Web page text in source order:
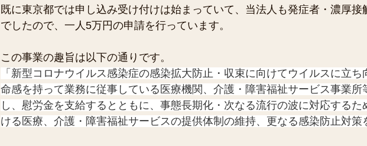
既に東京都では申し込み受け付けは始まっていて、当法人も発症者・濃厚接
でしたので、一人5万円の申請を行っています。
この事業の趣旨は以下の通りです。
「新型コロナウイルス感染症の感染拡大防止・収束に向けてウイルスに立ち
命感を持って業務に従事している医療機関、介護・障害福祉サービス事業所
し、慰労金を支給するとともに、事態長期化・次なる流行の波に対応するた
ける医療、介護・障害福祉サービスの提供体制の維持、更なる感染防止対策